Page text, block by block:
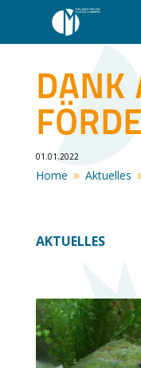
DANK
01.01.2022
Home 9 Aktuelles
AKTUELLES